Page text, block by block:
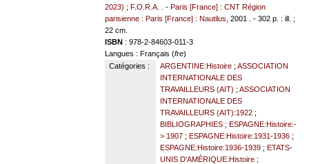
2023) ;F.O.R.A. . -Paris [France] : CNT Région
parisienne :Paris [France] : Nautilus , 2001 . - 302 p. : ill. ;
22 cm.
ISBN : 978-2-84603-011-3
Langues : Français (fre)
Catégories :
ARGENTINE:Histoire; ASSOCIATION
INTERNATIONALE DES
TRAVAILLEURS (AIT) ; ASSOCIATION
INTERNATIONALE DES
TRAVAILLEURS (AIT):1922;
BIBLIOGRAPHIES; ESPAGNE:Histoire:-
> 1907; ESPAGNE:Histoire:1931-1936;
ESPAGNE:Histoire:1936-1939; ETATS-
UNIS D'AMÉRIQUE:Histoire;